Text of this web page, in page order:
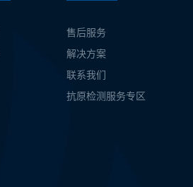
售后服务
解决方案
联系我们
抗原检测服务专区